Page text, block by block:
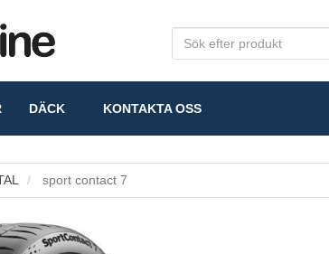
DÄCK KONTAKTA OSS
sport contact 7